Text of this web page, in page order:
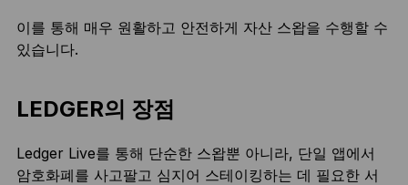
이를 통해 매우 원활하고 안전하게 자산 스왑을 수행할 수
있습니다.
LEDGER의 장점
Ledger Live를 통해 단순한 스왑뿐 아니라, 단일 앱에서
암호화폐를 사고팔고 심지어 스테이킹하는 데 필요한 서